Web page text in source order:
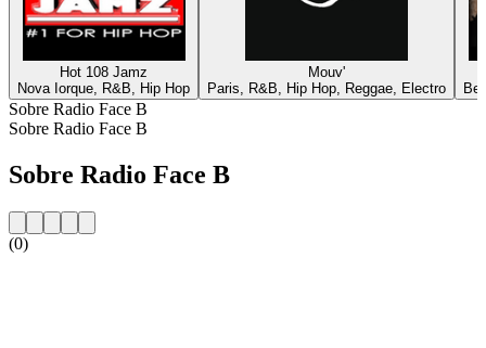
Hot 108 Jamz
Nova Iorque, R&B, Hip Hop
Mouv'
Paris, R&B, Hip Hop, Reggae, Electro
Sobre Radio Face B
Sobre Radio Face B
Sobre Radio Face B
(0)